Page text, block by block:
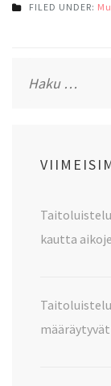
FILED UNDER:
kautta